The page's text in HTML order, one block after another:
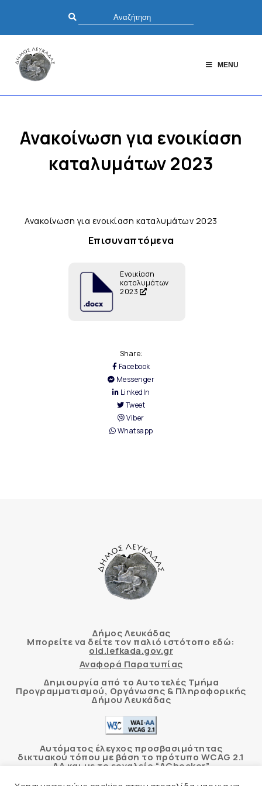
MENU
Ανακοίνωση για ενοικίαση
καταλυμάτων 2023
Ανακοίνωση για ενοικίαση καταλυμάτων 2023
Επισυναπτόμενα
Ενοικίαση
καταλυμάτων
2023
Share:
Facebook
Messenger
LinkedIn
Tweet
Viber
Whatsapp
Δήμος Λευκάδας
Μπορείτε να δείτε τον παλιό ιστότοπο εδώ:
old.lefkada.gov.gr
Αναφορά Παρατυπίας
Δημιουργία από το Αυτοτελές Τμήμα
Προγραμματισμού, Οργάνωσης & Πληροφορικής
Δήμου Λευκάδας
Αυτόματος έλεγχος προσβασιμότητας
δικτυακού τόπου με βάση το πρότυπο WCAG 2.1
AA και με το εργαλείο “AChecker”